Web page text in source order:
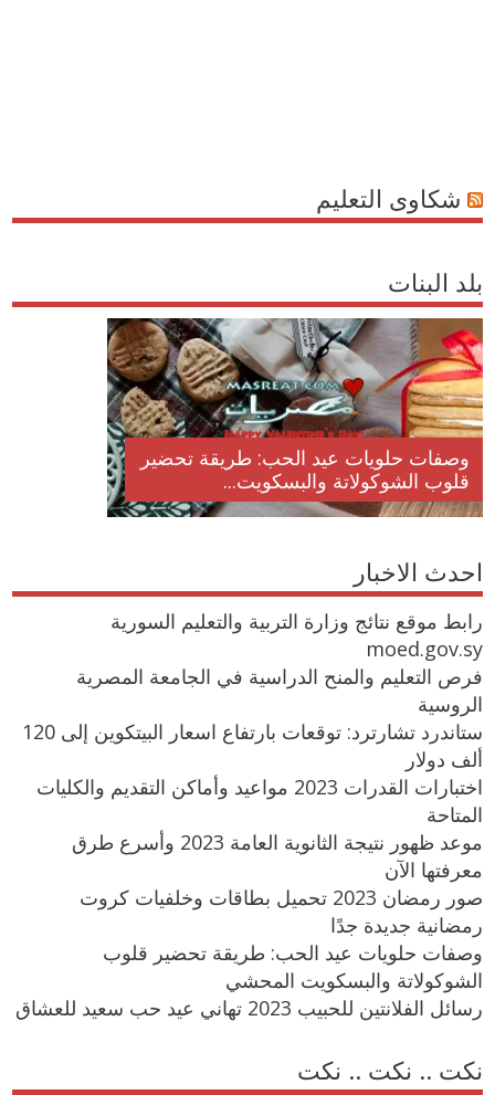
شكاوى التعليم
بلد البنات
وصفات أكلات عيد راس السنة الميلادية
والميلاد المجيد الكريسما...
احدث الاخبار
رابط موقع نتائج وزارة التربية والتعليم السورية
moed.gov.sy
فرص التعليم والمنح الدراسية في الجامعة المصرية
الروسية
ستاندرد تشارترد: توقعات بارتفاع اسعار البيتكوين إلى 120
ألف دولار
اختبارات القدرات 2023 مواعيد وأماكن التقديم والكليات
المتاحة
موعد ظهور نتيجة الثانوية العامة 2023 وأسرع طرق
معرفتها الآن
صور رمضان 2023 تحميل بطاقات وخلفيات كروت
رمضانية جديدة جدًا
وصفات حلويات عيد الحب: طريقة تحضير قلوب
الشوكولاتة والبسكويت المحشي
رسائل الفلانتين للحبيب 2023 تهاني عيد حب سعيد للعشاق
نكت .. نكت .. نكت